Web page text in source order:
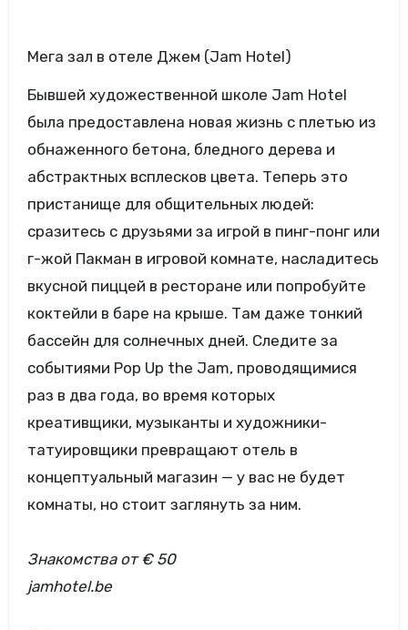
Мега зал в отеле Джем (Jam Hotel)
Бывшей художественной школе Jam Hotel
была предоставлена ​​новая жизнь с плетью из
обнаженного бетона, бледного дерева и
абстрактных всплесков цвета. Теперь это
пристанище для общительных людей:
сразитесь с друзьями за игрой в пинг-понг или
г-жой Пакман в игровой комнате, насладитесь
вкусной пиццей в ресторане или попробуйте
коктейли в баре на крыше. Там даже тонкий
бассейн для солнечных дней. Следите за
событиями Pop Up the Jam, проводящимися
раз в два года, во время которых
креативщики, музыканты и художники-
татуировщики превращают отель в
концептуальный магазин — у вас не будет
комнаты, но стоит заглянуть за ним.
Знакомства от € 50
jamhotel.be